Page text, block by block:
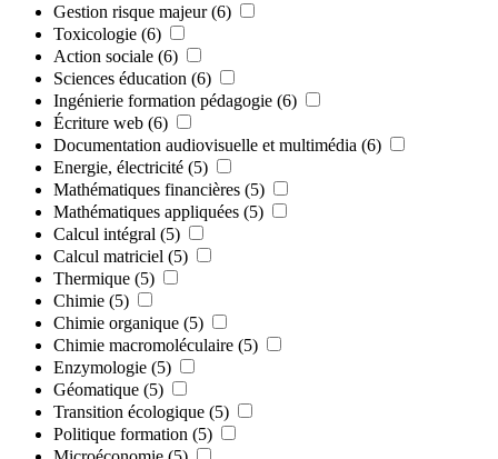
Gestion risque majeur (6)
Toxicologie (6)
Action sociale (6)
Sciences éducation (6)
Ingénierie formation pédagogie (6)
Écriture web (6)
Documentation audiovisuelle et multimédia (6)
Energie, électricité (5)
Mathématiques financières (5)
Mathématiques appliquées (5)
Calcul intégral (5)
Calcul matriciel (5)
Thermique (5)
Chimie (5)
Chimie organique (5)
Chimie macromoléculaire (5)
Enzymologie (5)
Géomatique (5)
Transition écologique (5)
Politique formation (5)